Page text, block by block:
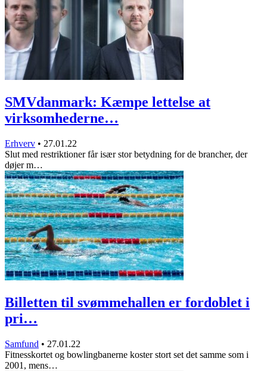
SMVdanmark: Kæmpe lettelse at
virksomhederne…
Erhverv • 27.01.22
Slut med restriktioner får især stor betydning for de brancher, der
døjer m…
Billetten til svømmehallen er fordoblet i
pri…
Samfund • 27.01.22
Fitnesskortet og bowlingbanerne koster stort set det samme som i
2001, mens…